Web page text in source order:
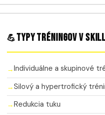
💪Typy tréningov v
Individuálne a skupinové
Silový a hypertrofický
Redukcia tuku